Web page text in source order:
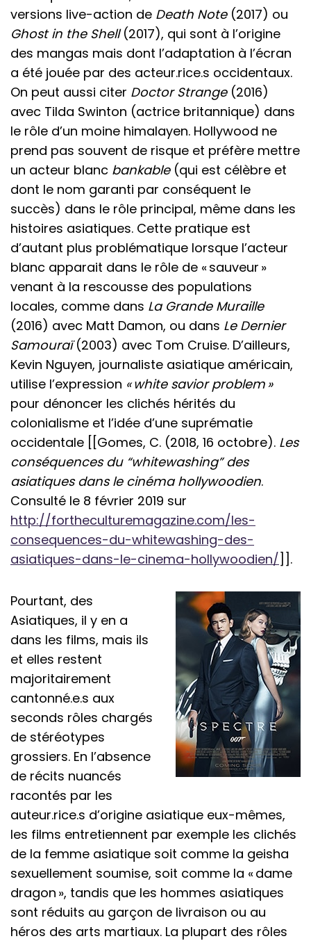
versions live-action de Death Note(2017) ou
Ghost in the Shell(2017), qui sont à l’origine
des mangas mais dont l’adaptation à l’écran
a été jouée par des acteur.rice.s occidentaux.
On peut aussi citer Doctor Strange(2016)
avec Tilda Swinton (actrice britannique) dans
le rôle d’un moine himalayen. Hollywood ne
prend pas souvent de risque et préfère mettre
un acteur blanc bankable(qui est célèbre et
dont le nom garanti par conséquent le
succès) dans le rôle principal, même dans les
histoires asiatiques. Cette pratique est
d’autant plus problématique lorsque l’acteur
blanc apparait dans le rôle de « sauveur »
venant à la rescousse des populations
locales, comme dans La Grande Muraille
(2016) avec Matt Damon, ou dans Le Dernier
Samouraï(2003) avec Tom Cruise. D’ailleurs,
Kevin Nguyen, journaliste asiatique américain,
utilise l’expression « white savior problem »
pour dénoncer les clichés hérités du
colonialisme et l’idée d’une suprématie
occidentale [[Gomes, C. (2018, 16 octobre). Les
conséquences du “whitewashing” des
asiatiques dans le cinéma hollywoodien.
Consulté le 8 février 2019 sur
http://fortheculturemagazine.com/les-
consequences-du-whitewashing-des-
asiatiques-dans-le-cinema-hollywoodien/]].
Pourtant, des
Asiatiques, il y en a
dans les films, mais ils
et elles restent
majoritairement
cantonné.e.s aux
seconds rôles chargés
de stéréotypes
grossiers. En l’absence
de récits nuancés
racontés par les
auteur.rice.s d’origine asiatique eux-mêmes,
les films entretiennent par exemple les clichés
de la femme asiatique soit comme la geisha
sexuellement soumise, soit comme la « dame
dragon », tandis que les hommes asiatiques
sont réduits au garçon de livraison ou au
héros des arts martiaux. La plupart des rôles